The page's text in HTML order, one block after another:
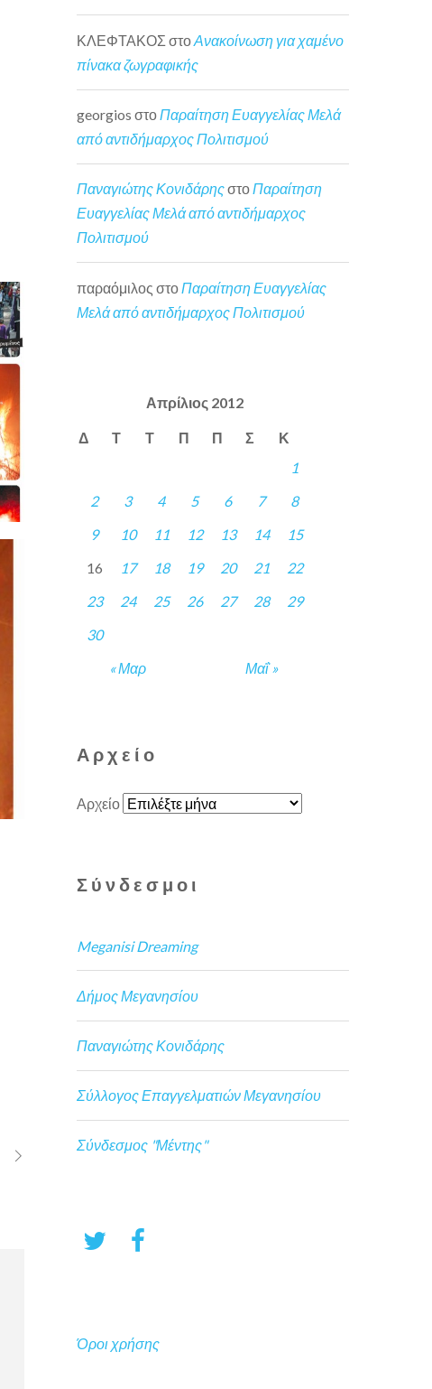
ΚΛΕΦΤΑΚΟΣ στοΑνακοίνωση για χαμένο
πίνακα ζωγραφικής
georgios στοΠαραίτηση Ευαγγελίας Μελά
από αντιδήμαρχος Πολιτισμού
Παναγιώτης ΚονιδάρηςστοΠαραίτηση
Ευαγγελίας Μελά από αντιδήμαρχος
Πολιτισμού
παραόμιλος στο Παραίτηση Ευαγγελίας
Μελά από αντιδήμαρχος Πολιτισμού
Απρίλιος 2012
Δ Τ Τ Π Π Σ Κ
« Μαρ Μαΐ »
1
2
3 4 5 6 7
8
9
10 11 12 13 14
15
16
17 18 19 20 21
22
23
24 25 26 27 28
29
30
Αρχείο
Αρχείο
Σύνδεσμοι
Meganisi Dreaming
Δήμος Μεγανησίου
Παναγιώτης Κονιδάρης
Σύλλογος Επαγγελματιών Μεγανησίου
Σύνδεσμος "Μέντης"
Όροι χρήσης